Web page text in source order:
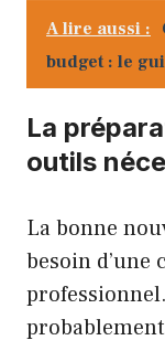
A lire aussi :
budget : le
La
outils
La bonne
besoin d’une